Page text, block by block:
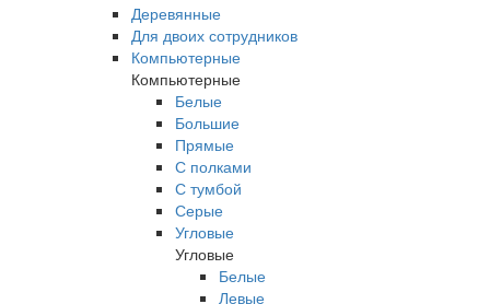
Деревянные
Для двоих сотрудников
Компьютерные
Компьютерные
Белые
Большие
Прямые
С полками
С тумбой
Серые
Угловые
Угловые
Белые
Левые